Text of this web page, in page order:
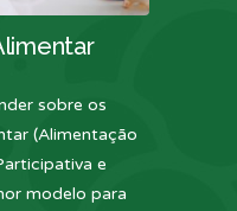
sobre os
(Alimentação
e
modelo para